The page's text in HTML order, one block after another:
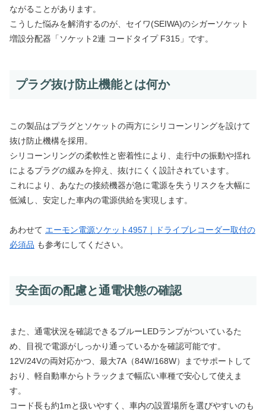
ながることがあります。
こうした悩みを解消するのが、セイワ(SEIWA)のシガーソケット
増設分配器「ソケット2連 コードタイプ F315」です。
プラグ抜け防止機能とは何か
この製品はプラグとソケットの両方にシリコーンリングを設けて
抜け防止機構を採用。
シリコーンリングの柔軟性と密着性により、走行中の振動や揺れ
によるプラグの緩みを抑え、抜けにくく設計されています。
これにより、あなたの接続機器が急に電源を失うリスクを大幅に
低減し、安定した車内の電源供給を実現します。
あわせて エーモン電源ソケット4957｜ドライブレコーダー取付の
必須品 も参考にしてください。
安全面の配慮と通電状態の確認
また、通電状況を確認できるブルーLEDランプがついているた
め、目視で電源がしっかり通っているかを確認可能です。
12V/24Vの両対応かつ、最大7A（84W/168W）までサポートして
おり、軽自動車からトラックまで幅広い車種で安心して使えま
す。
コード長も約1mと扱いやすく、車内の設置場所を選びやすいのも